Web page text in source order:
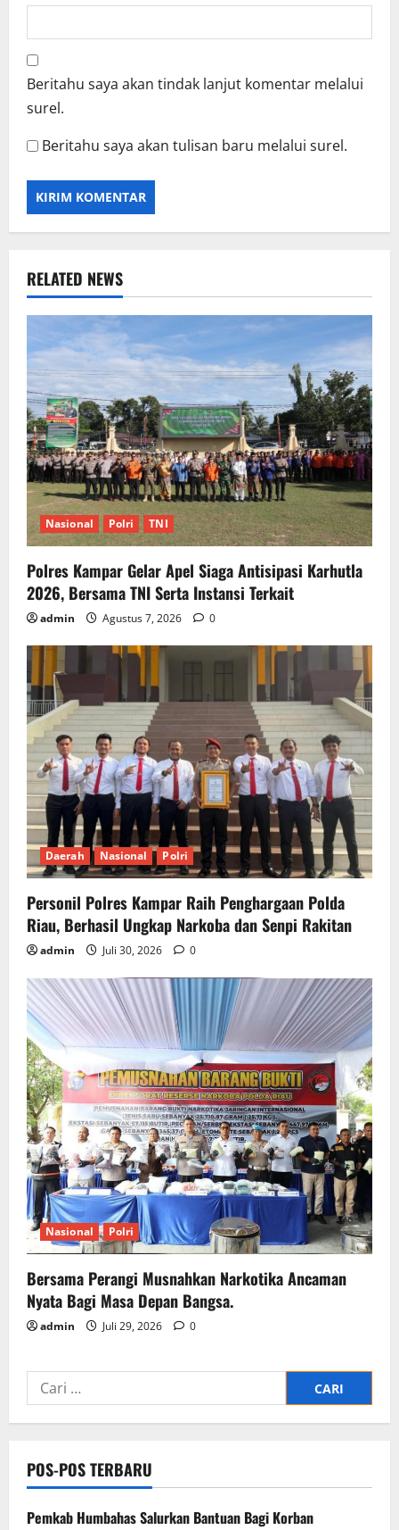
Beritahu saya akan tindak lanjut komentar melalui
surel.
Beritahu saya akan tulisan baru melalui surel.
RELATED NEWS
Nasional Polri TNI
Polres Kampar Gelar Apel Siaga Antisipasi Karhutla
2026, Bersama TNI Serta Instansi Terkait
admin Agustus 7, 2026 0
Daerah Nasional Polri
Personil Polres Kampar Raih Penghargaan Polda
Riau, Berhasil Ungkap Narkoba dan Senpi Rakitan
admin Juli 30, 2026 0
Nasional Polri
Bersama Perangi Musnahkan Narkotika Ancaman
Nyata Bagi Masa Depan Bangsa.
admin Juli 29, 2026 0
Cari
untuk:
POS-POS TERBARU
Pemkab Humbahas Salurkan Bantuan Bagi Korban